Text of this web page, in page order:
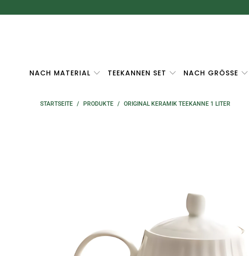
NACH MATERIAL TEEKANNEN SET NACH GRÖSSE
STARTSEITE / PRODUKTE / ORIGINAL KERAMIK TEEKANNE 1 LITER